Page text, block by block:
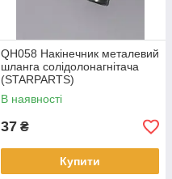
QH058 Накінечник металевий
шланга солідолонагнітача
(STARPARTS)
В наявності
37 ₴
Купити